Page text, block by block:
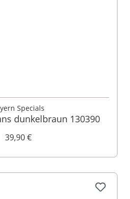
Specials
dunkelbraun 130390
39,90 €